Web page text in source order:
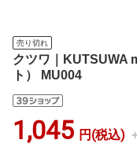
売り切れ
クツワ｜KUTSUWA
ト） MU004
1,045 円(税込)